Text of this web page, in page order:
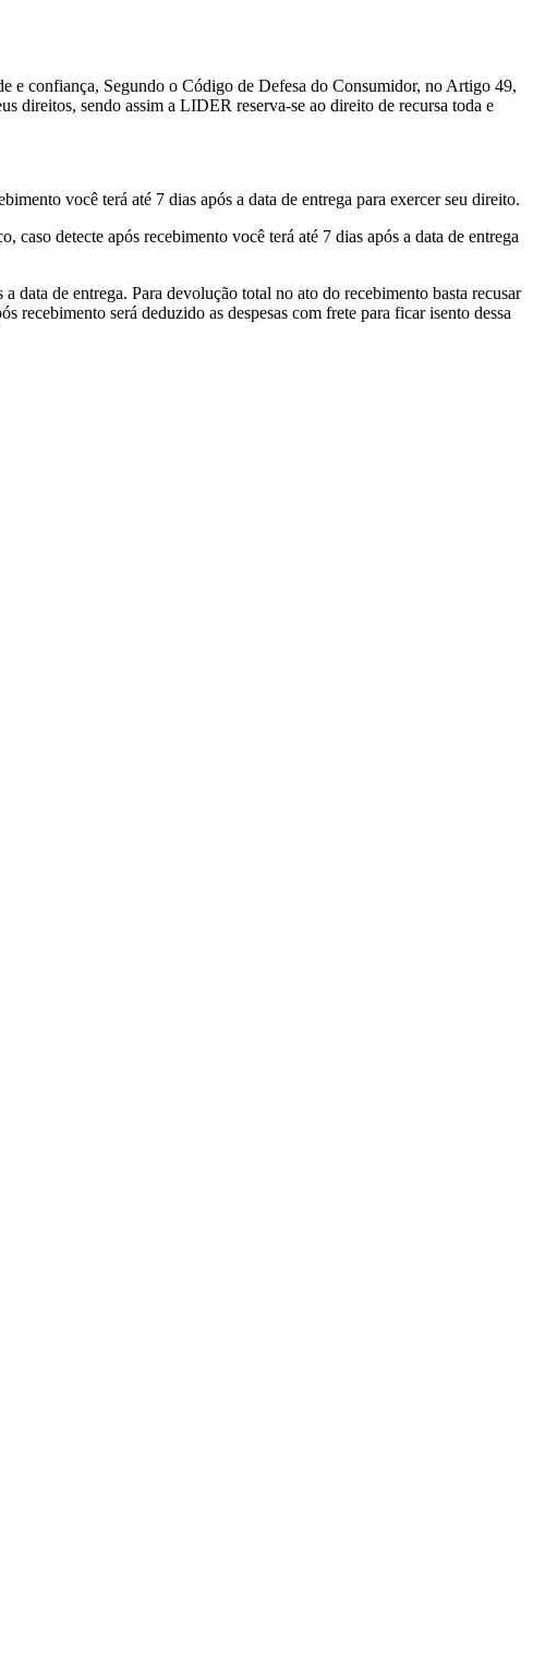
e confiança, Segundo o Código de Defesa do Consumidor, no Artigo 49,
direitos, sendo assim a LIDER reserva-se ao direito de recursa toda e
você terá até 7 dias após a data de entrega para exercer seu direito.
detecte após recebimento você terá até 7 dias após a data de entrega
data de entrega. Para devolução total no ato do recebimento basta recusar
será deduzido as despesas com frete para ficar isento dessa